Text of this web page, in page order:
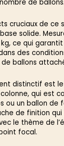
de ballons.
cruciaux de
solide.
ce qui
des
ballons
distinctif est
qui est
ou un ballon de
de finition
le thème de
focal.